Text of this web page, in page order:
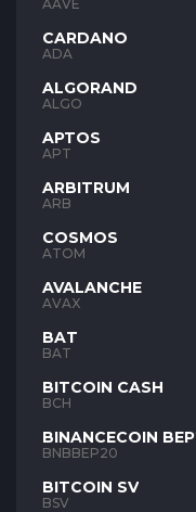
AAVE
CARDANO
ADA
ALGORAND
ALGO
APTOS
APT
ARBITRUM
ARB
COSMOS
ATOM
AVALANCHE
AVAX
BAT
BAT
BITCOIN CASH
BCH
BINANCECOIN
BNB
BNBBEP20
BITCOIN SV
BSV